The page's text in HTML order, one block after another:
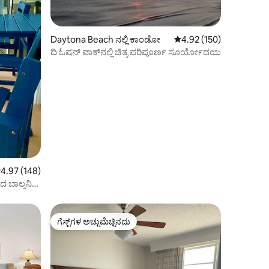
4.97 ಸರಾಸರಿ ರೇಟಿಂಗ್, 148 ವಿಮರ್ಶೆಗಳು
4.97 (148)
ಬಾಲ್ಕನಿ
Daytona Beach ನಲ್ಲಿ ಕಾಂಡೋ 5 ರಲ್ಲಿ 4.92 ಸರಾಸರಿ
4.92 (150)
ದಿ ಓಷನ್ ವಾಕ್‌ನಲ್ಲಿ ಚಿತ್ರ ಪರಿಪೂರ್ಣ ಸೂರ್ಯೋದಯ
ಗೆಸ್ಟ್‌ಗಳ ಅಚ್ಚುಮೆಚ್ಚಿನದು
ಗೆಸ್ಟ್‌ಗಳ ಅಚ್ಚುಮೆಚ್ಚಿನದು